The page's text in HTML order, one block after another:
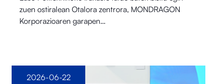
zuen ostiralean Otalora⁠ zentrora, MONDRAGON
Korporazioaren garapen…
2026-06-22